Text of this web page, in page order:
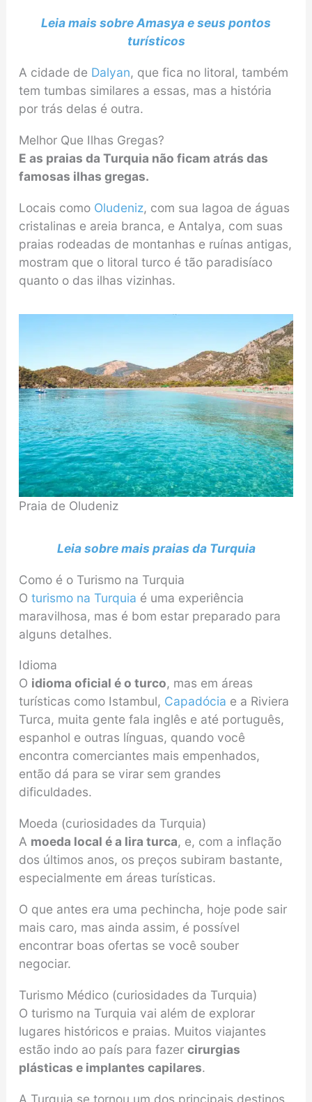
Leia mais sobre Amasya e seus pontos
turísticos
A cidade de Dalyan, que fica no litoral, também
tem tumbas similares a essas, mas a história
por trás delas é outra.
Melhor Que Ilhas Gregas?
E as praias da Turquia não ficam atrás das
famosas ilhas gregas.
Locais como Oludeniz, com sua lagoa de águas
cristalinas e areia branca, e Antalya, com suas
praias rodeadas de montanhas e ruínas antigas,
mostram que o litoral turco é tão paradisíaco
quanto o das ilhas vizinhas.
Praia de Oludeniz
Leia sobre mais praias da Turquia
Como é o Turismo na Turquia
O turismo na Turquia é uma experiência
maravilhosa, mas é bom estar preparado para
alguns detalhes.
Idioma
O idioma oficial é o turco, mas em áreas
turísticas como Istambul, Capadócia e a Riviera
Turca, muita gente fala inglês e até português,
espanhol e outras línguas, quando você
encontra comerciantes mais empenhados,
então dá para se virar sem grandes
dificuldades.
Moeda (curiosidades da Turquia)
A moeda local é a lira turca, e, com a inflação
dos últimos anos, os preços subiram bastante,
especialmente em áreas turísticas.
O que antes era uma pechincha, hoje pode sair
mais caro, mas ainda assim, é possível
encontrar boas ofertas se você souber
negociar.
Turismo Médico (curiosidades da Turquia)
O turismo na Turquia vai além de explorar
lugares históricos e praias. Muitos viajantes
estão indo ao país para fazer cirurgias
plásticas e implantes capilares.
A Turquia se tornou um dos principais destinos